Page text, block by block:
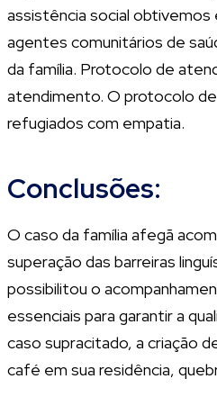
assistência social
agentes comunitários de
da família. Protocolo de
atendimento. O protocolo
refugiados com empatia.
Conclusões:
O caso da família afegã
superação das barreiras
possibilitou o
essenciais para garantir a
caso supracitado, a criação
café em sua residência,